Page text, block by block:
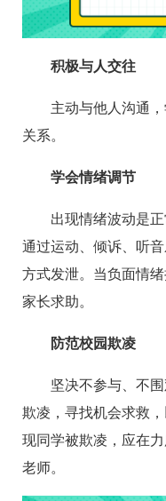
积极与人交往
主动与他人沟通，
关系。
学会情绪调节
出现情绪波动是正
通过运动、倾诉、听
方式发泄。当负面情
家长求助。
防范校园欺凌
坚决不参与、不围
欺凌，寻找机会求救
现同学被欺凌，应在
老师。